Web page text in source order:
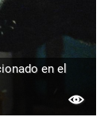
en el